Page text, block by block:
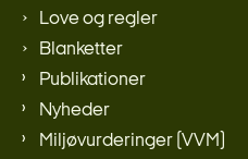
Love og regler
Blanketter
Publikationer
Nyheder
Miljøvurderinger (VVM)